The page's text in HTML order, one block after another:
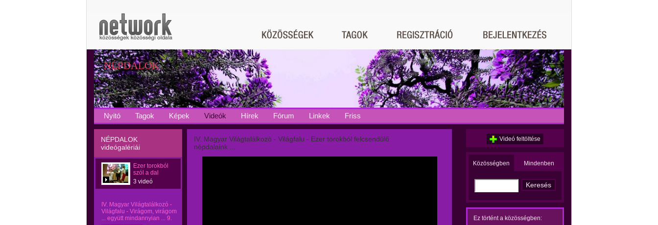
NÉPDALOK
Nyitó Tagok Képek Videók Hírek Fórum Linkek Friss
NÉPDALOK
videógalériái
Ezer torokból
szól a dal
3 videó
IV. Magyar Világtalálkozó -
Világfalu - Virágom, virágom
... együtt mindannyian ... 9.
IV. Magyar Világtalálkozó - Világfalu - Ezer torokból felcsendülő
népdalaink ...
Videó feltöltése
Közösségben Mindenben
Ez történt a közösségben: